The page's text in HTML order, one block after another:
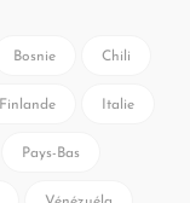
Bosnie Chili
Finlande Italie
Pays-Bas